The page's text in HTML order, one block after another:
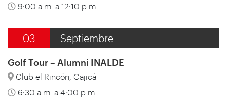
9:00 a.m. a 12:10 p.m.
03 Septiembre
Golf Tour – Alumni INALDE
Club el Rincón, Cajicá
6:30 a.m. a 4:00 p.m.